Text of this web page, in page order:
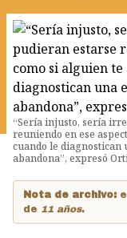
“Sería injusto, sería
reuniendo en ese
cuando le diagnostican
abandona”, expresó
Nota de archivo:
de 11 años.